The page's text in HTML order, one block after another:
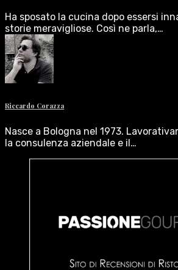
Ha sposato la cucina dopo essersi
storie meravigliose. Così ne parla,…
Riccardo Corazza
Nasce a Bologna nel 1973.
la consulenza aziendale e il…